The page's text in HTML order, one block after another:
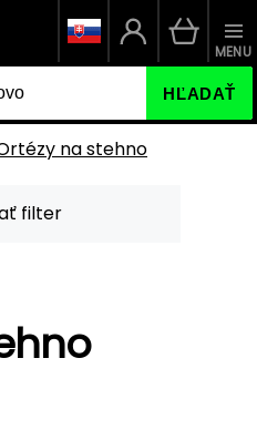
HĽADAŤ
MENU
na stehno
filter